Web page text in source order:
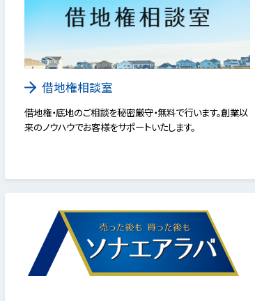
借地権相談室
借地権・底地のご相談を秘密厳守・無料で行います。創業以
来のノウハウでお客様をサポートいたします。